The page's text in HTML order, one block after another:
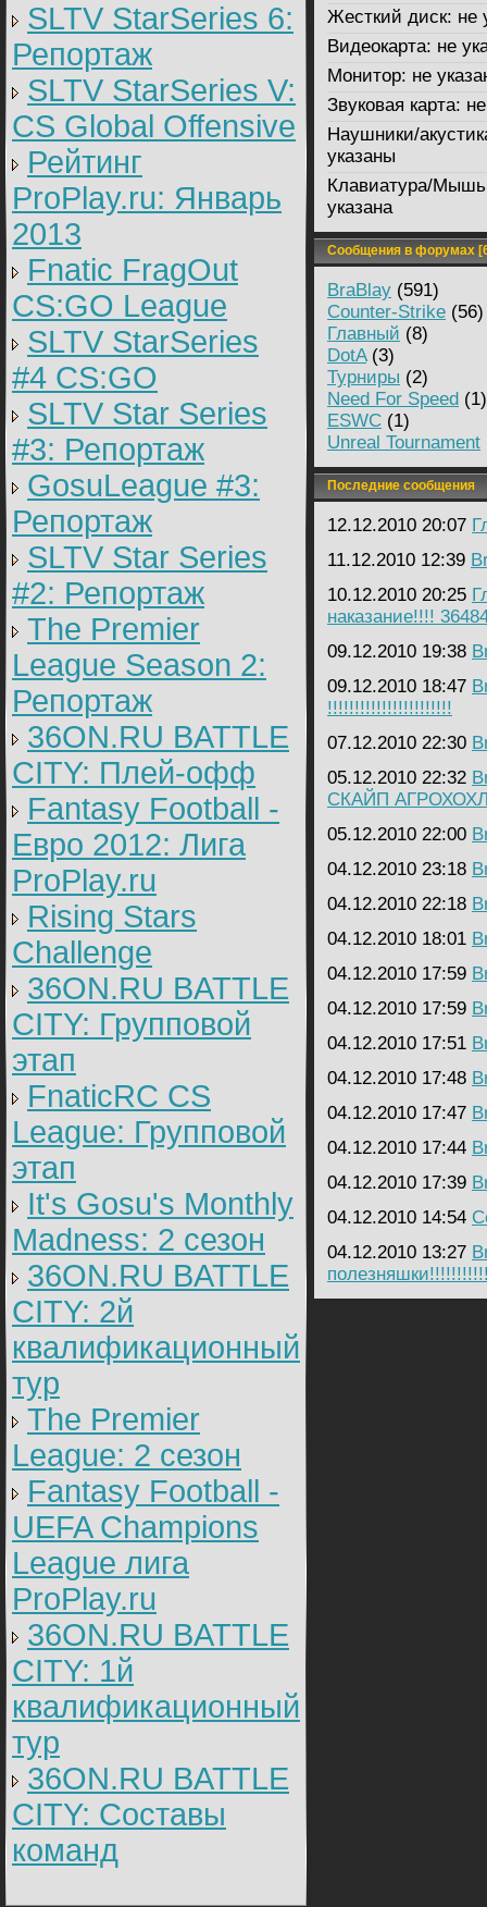
SLTV StarSeries 6:
Репортаж
SLTV StarSeries V:
CS Global Offensive
Рейтинг
ProPlay.ru: Январь
2013
Fnatic FragOut
CS:GO League
SLTV StarSeries
#4 CS:GO
SLTV Star Series
#3: Репортаж
GosuLeague #3:
Репортаж
SLTV Star Series
#2: Репортаж
The Premier
League Season 2:
Репортаж
36ON.RU BATTLE
CITY: Плей-офф
Fantasy Football -
Евро 2012: Лига
ProPlay.ru
Rising Stars
Challenge
36ON.RU BATTLE
CITY: Групповой
этап
FnaticRC CS
League: Групповой
этап
It's Gosu's Monthly
Madness: 2 сезон
36ON.RU BATTLE
CITY: 2й
квалификационный
тур
The Premier
League: 2 cезон
Fantasy Football -
UEFA Champions
League лига
ProPlay.ru
36ON.RU BATTLE
CITY: 1й
квалификационный
тур
36ON.RU BATTLE
CITY: Составы
команд
Жесткий диск: не
Видеокарта: не
Монитор: не
Звуковая карта:
Наушники/
указаны
Клавиатура/
указана
Сообщения в форумах
BraBlay (591)
Counter-Strike (56)
Главный (8)
DotA(3)
Турниры (2)
Need For Speed (1)
ESWC (1)
Unreal Tournament
Последние сообщения
12.12.2010 20:07
11.12.2010 12:39
10.12.2010 20:25
наказание!!!!
09.12.2010 19:38
09.12.2010 18:47
!!!!!!!!!!!!!!!!!!!!!!!
07.12.2010 22:30
05.12.2010 22:32
СКАЙП
05.12.2010 22:00
04.12.2010 23:18
04.12.2010 22:18
04.12.2010 18:01
04.12.2010 17:59
04.12.2010 17:59
04.12.2010 17:51
04.12.2010 17:48
04.12.2010 17:47
04.12.2010 17:44
04.12.2010 17:39
04.12.2010 14:54
04.12.2010 13:27